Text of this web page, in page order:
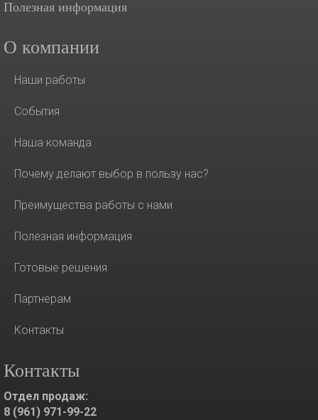
Полезная информация
О компании
Наши работы
События
Наша команда
Почему делают выбор в пользу нас?
Преимущества работы с нами
Полезная информация
Готовые решения
Партнерам
Контакты
Контакты
Отдел продаж:
8 (961) 971-99-22